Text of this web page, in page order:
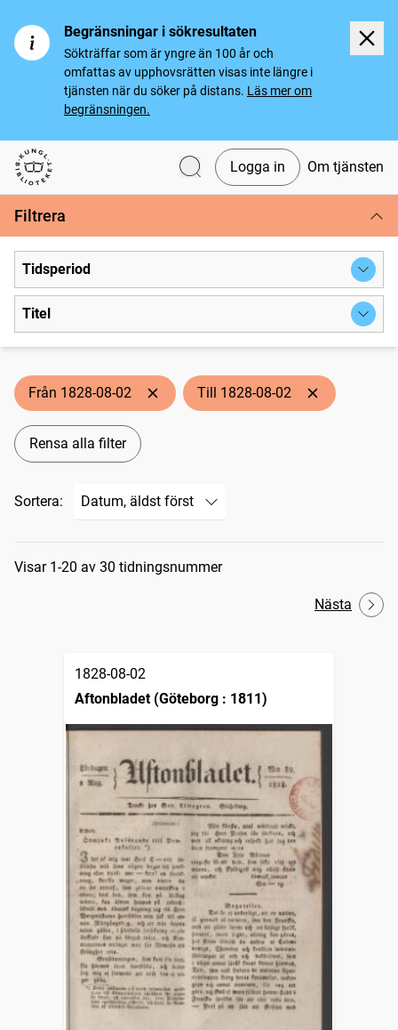
Begränsningar i sökresultaten
Sökträffar som är yngre än 100 år och
omfattas av upphovsrätten visas inte längre i
tjänsten när du söker på distans. Läs mer om
begränsningen.
Svenska tidningar
Logga in Om tjänsten
Filtrera
Tidsperiod
Titel
Från 1828-08-02 Till 1828-08-02
Rensa alla filter
Sortera:
Sökresultat
Visar 1-20 av 30 tidningsnummer
Nästa
1828-08-02
Aftonbladet (Göteborg : 1811)